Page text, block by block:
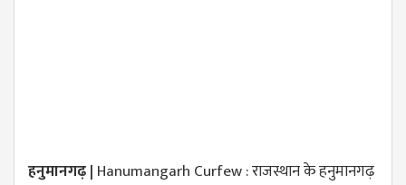
हनुमानगढ़ | Hanumangarh Curfew : राजस्थान के हनुमानगढ़